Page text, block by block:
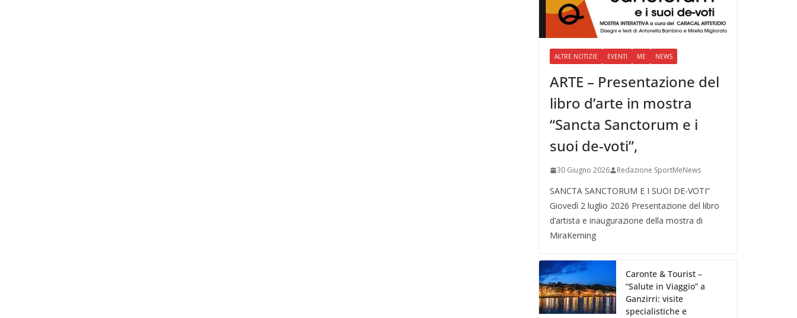
ALTRE NOTIZIE EVENTI ME NEWS
ARTE – Presentazione del
libro d’arte in mostra
“Sancta Sanctorum e i
suoi de-voti”,
30 Giugno 2026 Redazione SportMeNews
SANCTA SANCTORUM E I SUOI DE-VOTI”
Giovedì 2 luglio 2026 Presentazione del libro
d’artista e inaugurazione della mostra di
MiraKerning
Caronte & Tourist –
“Salute in Viaggio” a
Ganzirri: visite
specialistiche e